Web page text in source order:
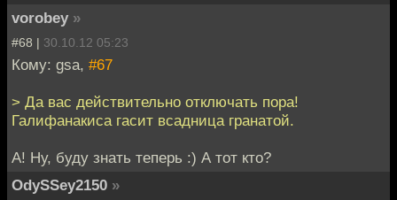
vorobey »
#68 | 30.10.12 05:23
Кому: gsa, #67
> Да вас действительно отключать пора!
Галифанакиса гасит всадница гранатой.
А! Ну, буду знать теперь :) А тот кто?
OdySSey2150 »